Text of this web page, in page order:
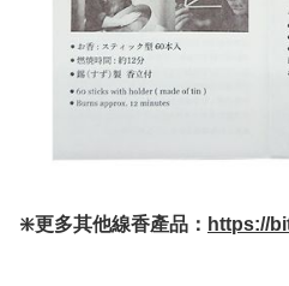
❇️更多其他線香產品： https://